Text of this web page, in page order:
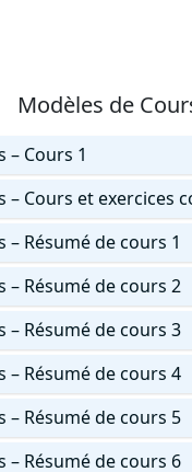
Modèles de
Cours 1
Cours et exercices
Résumé de cours 1
Résumé de cours 2
Résumé de cours 3
Résumé de cours 4
Résumé de cours 5
Résumé de cours 6